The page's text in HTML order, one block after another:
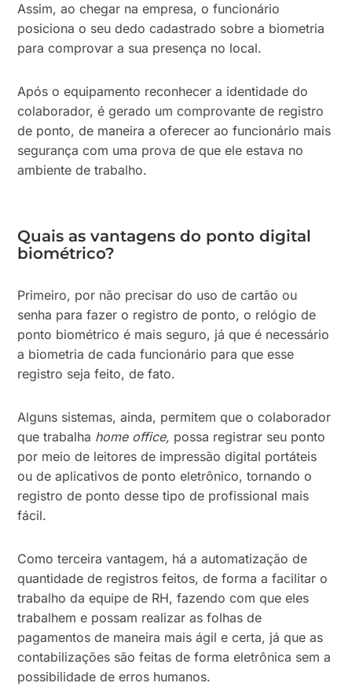
Assim, ao chegar na empresa, o funcionário
posiciona o seu dedo cadastrado sobre a biometria
para comprovar a sua presença no local.
Após o equipamento reconhecer a identidade do
colaborador, é gerado um comprovante de registro
de ponto, de maneira a oferecer ao funcionário mais
segurança com uma prova de que ele estava no
ambiente de trabalho.
Quais as vantagens do ponto digital
biométrico?
Primeiro, por não precisar do uso de cartão ou
senha para fazer o registro de ponto, o relógio de
ponto biométrico é mais seguro, já que é necessário
a biometria de cada funcionário para que esse
registro seja feito, de fato.
Alguns sistemas, ainda, permitem que o colaborador
que trabalha home office, possa registrar seu ponto
por meio de leitores de impressão digital portáteis
ou de aplicativos de ponto eletrônico, tornando o
registro de ponto desse tipo de profissional mais
fácil.
Como terceira vantagem, há a automatização de
quantidade de registros feitos, de forma a facilitar o
trabalho da equipe de RH, fazendo com que eles
trabalhem e possam realizar as folhas de
pagamentos de maneira mais ágil e certa, já que as
contabilizações são feitas de forma eletrônica sem a
possibilidade de erros humanos.